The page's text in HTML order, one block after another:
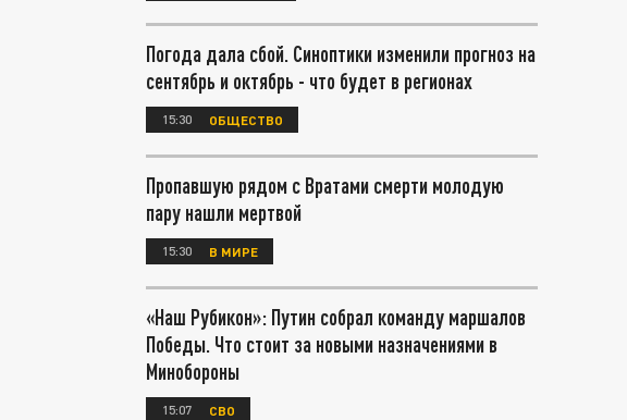
Погода дала сбой. Синоптики изменили прогноз на
сентябрь и октябрь - что будет в регионах
15:30 ОБЩЕСТВО
Пропавшую рядом с Вратами смерти молодую
пару нашли мертвой
15:30 В МИРЕ
«Наш Рубикон»: Путин собрал команду маршалов
Победы. Что стоит за новыми назначениями в
Минобороны
15:07 СВО